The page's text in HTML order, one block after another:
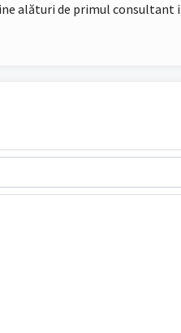
alături de primul